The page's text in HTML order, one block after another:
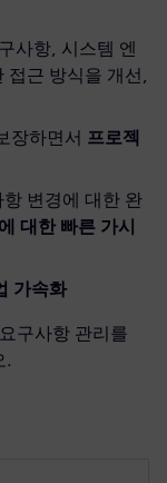
사항, 시스템 엔
접근 방식을 개선,
장하면서 프로젝
변경에 대한 완
대한 빠른 가시
가속화
구사항 관리를
.